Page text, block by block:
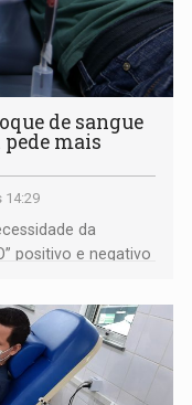
de sangue
mais
14:29
da
positivo e negativo